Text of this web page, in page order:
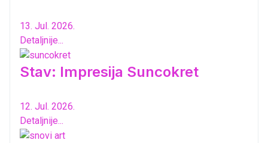
13. Jul. 2026.
Detaljnije...
Stav: Impresija Suncokret
12. Jul. 2026.
Detaljnije...